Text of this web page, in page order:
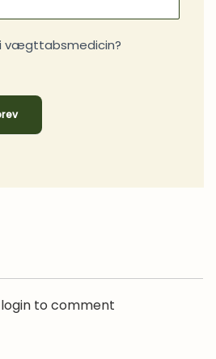
vægttabsmedicin?
login to comment